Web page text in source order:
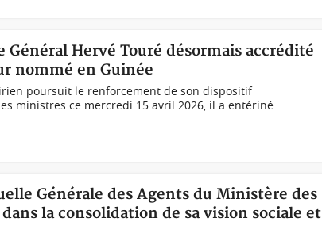
Hervé Touré désormais accrédité
nommé en Guinée
poursuit le renforcement de son dispositif
ministres ce mercredi 15 avril 2026, il a entériné
Générale des Agents du Ministère des
la consolidation de sa vision sociale et